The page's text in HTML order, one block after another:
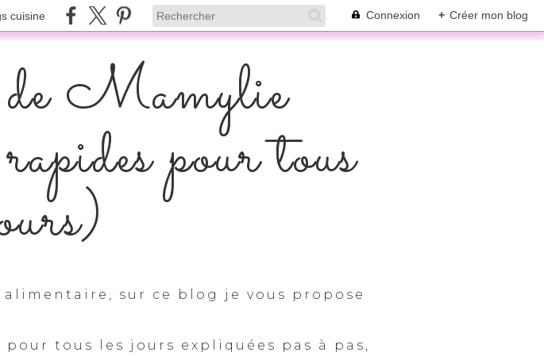
cuisine Connexion + Créer mon blog
de Mamylie
pour tous
sur ce blog je vous propose
tous les jours expliquées pas à pas,